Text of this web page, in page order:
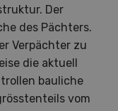
Der
des Pächters.
Verpächter zu
die aktuell
bauliche
vom